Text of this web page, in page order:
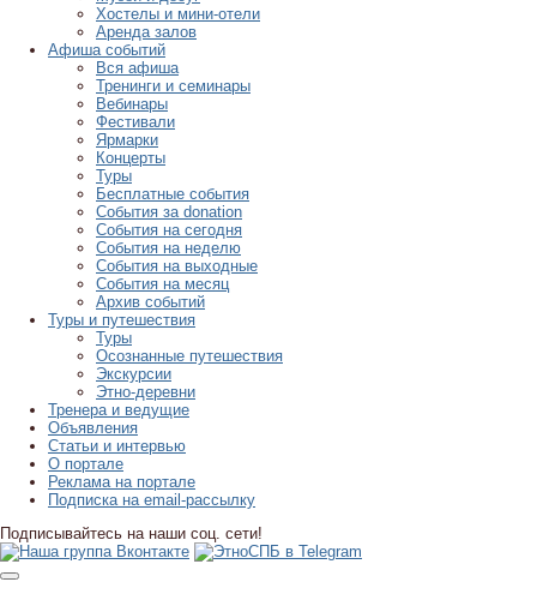
Хостелы и мини-отели
Аренда залов
Афиша событий
Вся афиша
Тренинги и семинары
Вебинары
Фестивали
Ярмарки
Концерты
Туры
Бесплатные события
События за donation
События на сегодня
События на неделю
События на выходные
События на месяц
Архив событий
Туры и путешествия
Туры
Осознанные путешествия
Экскурсии
Этно-деревни
Тренера и ведущие
Объявления
Статьи и интервью
О портале
Реклама на портале
Подписка на email-рассылку
Подписывайтесь на наши соц. сети!